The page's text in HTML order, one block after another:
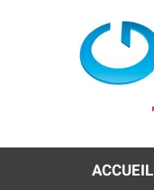
ACCUEIL